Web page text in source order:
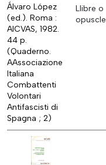
Álvaro López
(ed.). Roma :
AICVAS, 1982.
44 p.
(Quaderno.
AAssociazione
Italiana
Combattenti
Volontari
Antifascisti di
Spagna ; 2)
Llibre o
opuscle